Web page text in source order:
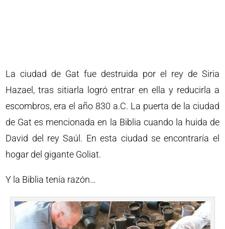
La ciudad de Gat fue destruida por el rey de Siria
Hazael, tras sitiarla logró entrar en ella y reducirla a
escombros, era el año 830 a.C. La puerta de la ciudad
de Gat es mencionada en la Biblia cuando la huida de
David del rey Saúl. En esta ciudad se encontraría el
hogar del gigante Goliat.
Y la Biblia tenía razón…